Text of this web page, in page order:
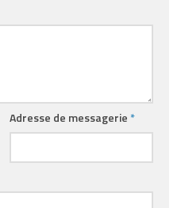
Adresse de messagerie *